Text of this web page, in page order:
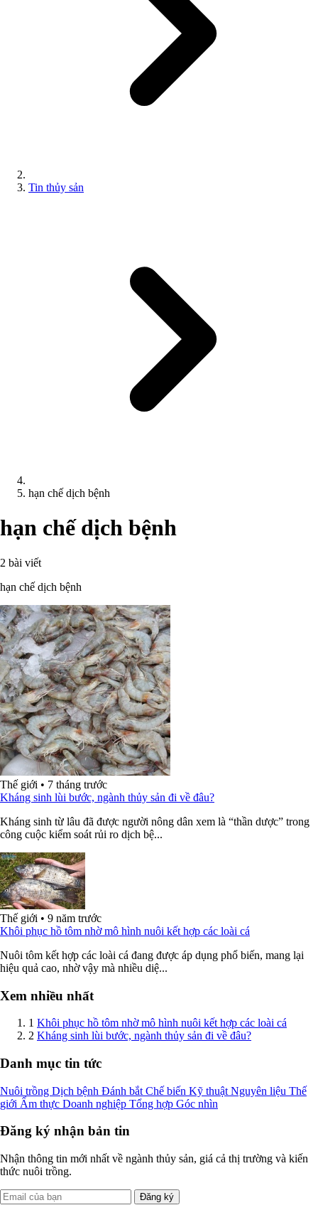
Tin thủy sản
hạn chế dịch bệnh
hạn chế dịch bệnh
2 bài viết
hạn chế dịch bệnh
Thế giới • 7 tháng trước
Kháng sinh lùi bước, ngành thủy sản đi về đâu?
Kháng sinh từ lâu đã được người nông dân xem là “thần dược” trong
công cuộc kiểm soát rủi ro dịch bệ...
Thế giới • 9 năm trước
Khôi phục hồ tôm nhờ mô hình nuôi kết hợp các loài cá
Nuôi tôm kết hợp các loài cá đang được áp dụng phổ biến, mang lại
hiệu quả cao, nhờ vậy mà nhiều diệ...
Xem nhiều nhất
1 Khôi phục hồ tôm nhờ mô hình nuôi kết hợp các loài cá
2 Kháng sinh lùi bước, ngành thủy sản đi về đâu?
Danh mục tin tức
Nuôi trồng Dịch bệnh Đánh bắt Chế biến Kỹ thuật Nguyên liệu Thế
giới Ẩm thực Doanh nghiệp Tổng hợp Góc nhìn
Đăng ký nhận bản tin
Nhận thông tin mới nhất về ngành thủy sản, giá cả thị trường và kiến
thức nuôi trồng.
Đăng ký